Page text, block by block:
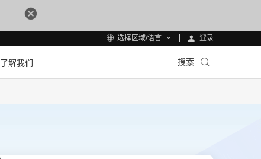
选择区域/语言 登录
了解我们 搜索